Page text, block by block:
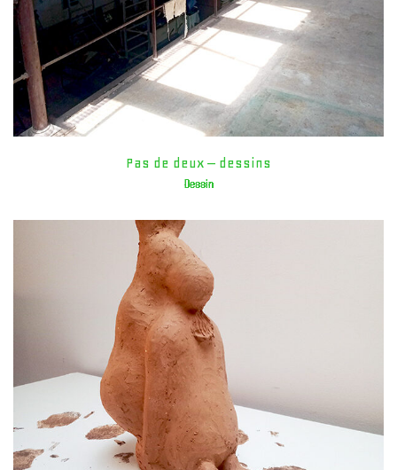
Pas de deux – dessins
Dessin